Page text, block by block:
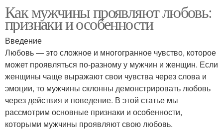
Как мужчины проявляют любовь:
признаки и особенности
Введение
Любовь — это сложное и многогранное чувство, которое
может проявляться по-разному у мужчин и женщин. Если
женщины чаще выражают свои чувства через слова и
эмоции, то мужчины склонны демонстрировать любовь
через действия и поведение. В этой статье мы
рассмотрим основные признаки и особенности,
которыми мужчины проявляют свою любовь.